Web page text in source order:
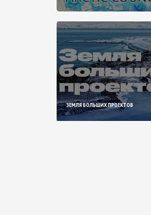
ЗЕМЛЯ БОЛЬШИХ ПРОЕКТОВ